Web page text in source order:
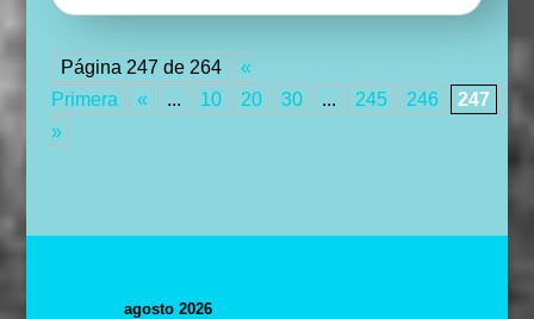
Página 247 de 264
«
Primera
« ... 10 20 30 ... 245 246 247
»
agosto 2026